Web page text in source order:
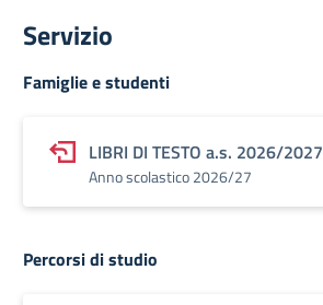
Servizio
Famiglie e studenti
LIBRI DI TESTO a.s. 2026/2027
Anno scolastico 2026/27
Percorsi di studio